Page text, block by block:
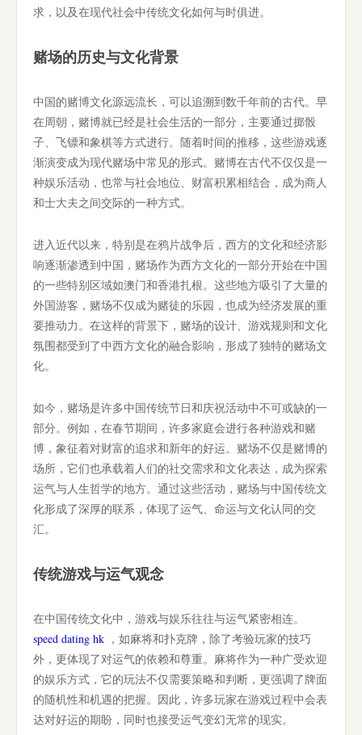
求，以及在现代社会中传统文化如何与时俱进。
赌场的历史与文化背景
中国的赌博文化源远流长，可以追溯到数千年前的古代。早
在周朝，赌博就已经是社会生活的一部分，主要通过掷骰
子、飞镖和象棋等方式进行。随着时间的推移，这些游戏逐
渐演变成为现代赌场中常见的形式。赌博在古代不仅仅是一
种娱乐活动，也常与社会地位、财富积累相结合，成为商人
和士大夫之间交际的一种方式。
进入近代以来，特别是在鸦片战争后，西方的文化和经济影
响逐渐渗透到中国，赌场作为西方文化的一部分开始在中国
的一些特别区域如澳门和香港扎根。这些地方吸引了大量的
外国游客，赌场不仅成为赌徒的乐园，也成为经济发展的重
要推动力。在这样的背景下，赌场的设计、游戏规则和文化
氛围都受到了中西方文化的融合影响，形成了独特的赌场文
化。
如今，赌场是许多中国传统节日和庆祝活动中不可或缺的一
部分。例如，在春节期间，许多家庭会进行各种游戏和赌
博，象征着对财富的追求和新年的好运。赌场不仅是赌博的
场所，它们也承载着人们的社交需求和文化表达，成为探索
运气与人生哲学的地方。通过这些活动，赌场与中国传统文
化形成了深厚的联系，体现了运气、命运与文化认同的交
汇。
传统游戏与运气观念
在中国传统文化中，游戏与娱乐往往与运气紧密相连。
speed dating hk ，如麻将和扑克牌，除了考验玩家的技巧
外，更体现了对运气的依赖和尊重。麻将作为一种广受欢迎
的娱乐方式，它的玩法不仅需要策略和判断，更强调了牌面
的随机性和机遇的把握。因此，许多玩家在游戏过程中会表
达对好运的期盼，同时也接受运气变幻无常的现实。